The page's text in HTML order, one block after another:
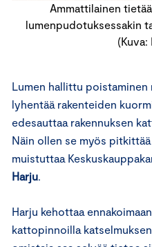
Ammattilainen
lumenpudotuksessakin
(Kuva:
Lumen hallittu poistaminen
lyhentää rakenteiden
edesauttaa rakennuksen
Näin ollen se myös
muistuttaa
Harju.
Harju kehottaa
kattopinnoilla